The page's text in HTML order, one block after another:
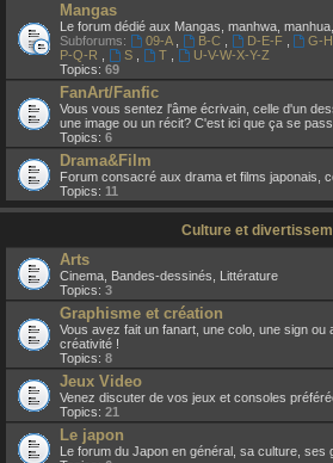
Mangas
Le forum dédié aux Mangas, manhwa, manhua,
Subforums:
09-A B-C D-E-F G-H
P-Q-R
S T
U-V-W-X-Y-Z
Topics: 69
FanArt/Fanfic
Vous vous sentez l'âme écrivain, celle d'un
une image ou un récit? C'est ici que ça se
Topics: 6
Drama&Film
Forum consacré aux drama et films japonais,
Topics: 11
Culture et
Arts
Cinema, Bandes-dessinés, Littérature
Topics: 3
Graphisme et création
Vous avez fait un fanart, une colo, une sign
créativité !
Topics: 8
Jeux Video
Venez discuter de vos jeux et consoles
Topics: 21
Le japon
Le forum du Japon en général, sa culture, ses